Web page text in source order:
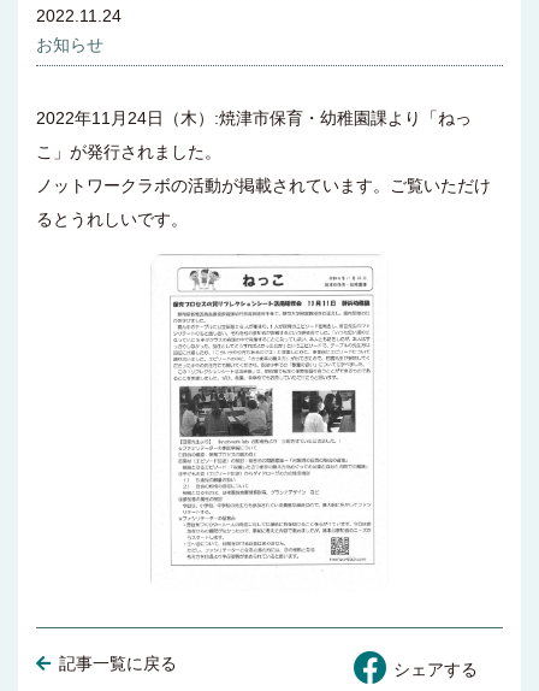
2022.11.24
お知らせ
2022年11月24日（木）:焼津市保育・幼稚園課より「ねっ
こ」が発行されました。
ノットワークラボの活動が掲載されています。ご覧いただけ
るとうれしいです。
記事一覧に戻る シェアする